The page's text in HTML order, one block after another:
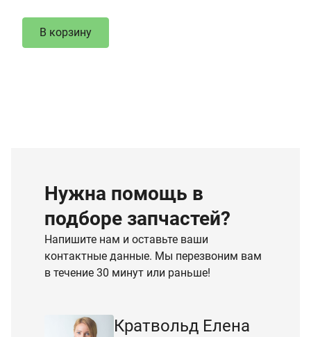
В корзину
Нужна помощь в
подборе запчастей?
Напишите нам и оставьте ваши
контактные данные. Мы перезвоним вам
в течение 30 минут или раньше!
Кратвольд Елена